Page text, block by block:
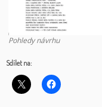
Pohledy návrhu
Sdílet na: